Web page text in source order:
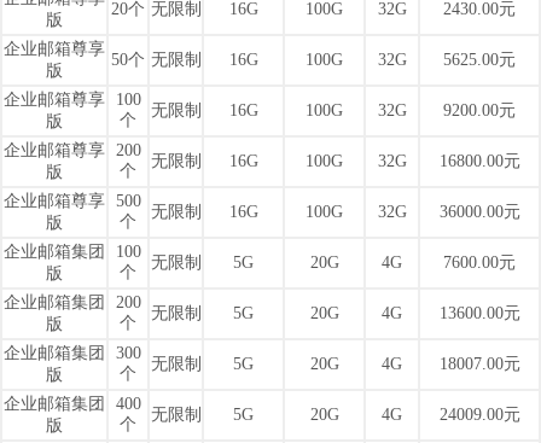
版
20个 无限制 16G 100G 32G 2430.00元
企业邮箱尊享
版
50个 无限制 16G 100G 32G 5625.00元
企业邮箱尊享
版
100
个
无限制 16G 100G 32G 9200.00元
企业邮箱尊享
版
200
个
无限制 16G 100G 32G 16800.00元
企业邮箱尊享
版
500
个
无限制 16G 100G 32G 36000.00元
企业邮箱集团
版
100
个
无限制 5G 20G 4G 7600.00元
企业邮箱集团
版
200
个
无限制 5G 20G 4G 13600.00元
企业邮箱集团
版
300
个
无限制 5G 20G 4G 18007.00元
企业邮箱集团
版
400
个
无限制 5G 20G 4G 24009.00元